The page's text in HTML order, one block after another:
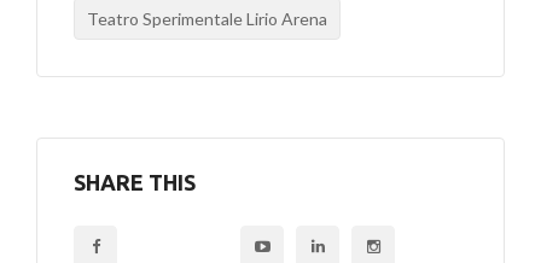
Teatro Sperimentale Lirio Arena
SHARE THIS